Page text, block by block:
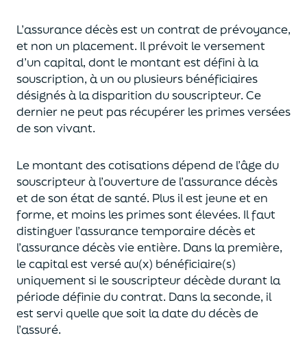
L’assurance décès est un contrat de prévoyance,
et non un placement. Il prévoit le versement
d’un capital, dont le montant est défini à la
souscription, à un ou plusieurs bénéficiaires
désignés à la disparition du souscripteur. Ce
dernier ne peut pas récupérer les primes versées
de son vivant.
Le montant des cotisations dépend de l’âgedu
souscripteur à l’ouverture de l’assurance décès
et de son état de santé. Plus il est jeuneet en
forme, et moins les primes sont élevées. Il faut
distinguer l’assurance temporaire décès et
l’assurancedécèsvie entière. Dans la première,
le capital estversé au(x) bénéficiaire(s)
uniquementsi le souscripteur décède durant la
période définie du contrat. Dans la seconde, il
est servi quelle que soit la date du décès de
l’assuré.